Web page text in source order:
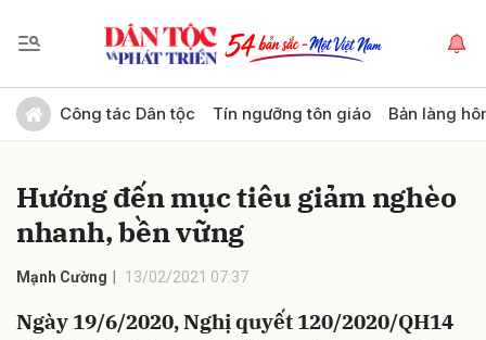
Công tác Dân tộc Tín ngưỡng tôn giáo Bản làng
Hướng đến mục tiêu giảm nghèo
nhanh, bền vững
Mạnh Cường 13/02/2021 07:37
Ngày 19/6/2020, Nghị quyết 120/2020/QH14
Gửi bình luận
Hủy Gửi